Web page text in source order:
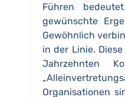
Führen
gewünschte
Gewöhnlich
in der Linie.
Jahrzehnten
Organisationen